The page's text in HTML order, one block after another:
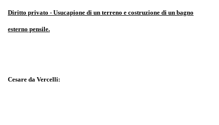
Diritto privato - Usucapione di un terreno e costruzione di un bagno
esterno pensile.
Cesare da Vercelli: